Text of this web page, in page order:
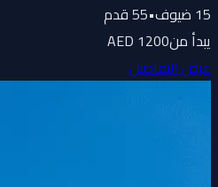
15ضيوف•
55قدم
يبدأ من1200 AED
عرض التفاصيل